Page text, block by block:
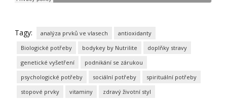
Tagy: analýza prvků ve vlasech
antioxidanty
Biologické potřeby
bodykey by Nutrilite
doplňky stravy
genetické vyšetření
podnikání se zárukou
psychologické potřeby
sociální potřeby
spirituální potřeby
stopové prvky
vitaminy zdravý životní styl